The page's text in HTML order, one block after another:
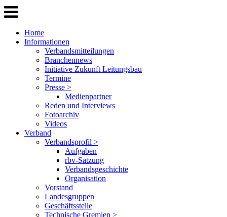
Home
Informationen
Verbandsmitteilungen
Branchennews
Initiative Zukunft Leitungsbau
Termine
Presse >
Medienpartner
Reden und Interviews
Fotoarchiv
Videos
Verband
Verbandsprofil >
Aufgaben
rbv-Satzung
Verbandsgeschichte
Organisation
Vorstand
Landesgruppen
Geschäftsstelle
Technische Gremien >